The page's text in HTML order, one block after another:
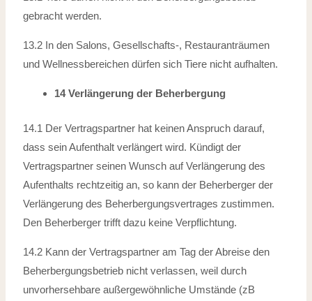
gebracht werden.
13.2 In den Salons, Gesellschafts-, Restauranträumen
und Wellnessbereichen dürfensich Tiere nicht aufhalten.
14 Verlängerung der Beherbergung
14.1 Der Vertragspartner hat keinen Anspruch darauf,
dass sein Aufenthalt verlängertwird. Kündigt der
Vertragspartner seinen Wunsch auf Verlängerung des
Aufenthalts rechtzeitig an, so kann der Beherberger der
Verlängerung des Beherbergungsvertrages zustimmen.
Den Beherberger trifft dazu keine Verpflichtung.
14.2 Kann der Vertragspartner am Tag der Abreise den
Beherbergungsbetrieb nichtverlassen, weil durch
unvorhersehbare außergewöhnliche Umstände (zB